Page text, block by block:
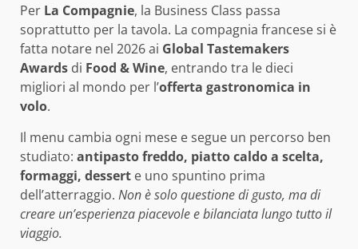
Per La Compagnie, la Business Class passa
soprattutto per la tavola. La compagnia francese si è
fatta notare nel 2026 ai Global Tastemakers
Awards di Food & Wine, entrando tra le dieci
migliori al mondo per l’offerta gastronomica in
volo.
Il menu cambia ogni mese e segue un percorso ben
studiato: antipasto freddo, piatto caldo a scelta,
formaggi, dessert e uno spuntino prima
dell’atterraggio. Non è solo questione di gusto, ma di
creare un’esperienza piacevole e bilanciata lungo tutto il
viaggio.